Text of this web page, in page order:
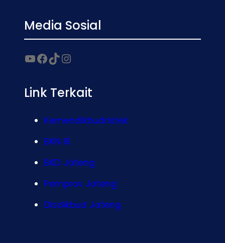
Media Sosial
Link Terkait
Kemendikbudristek
BKN RI
BKD Jateng
Pemprov Jateng
Disdikbud Jateng